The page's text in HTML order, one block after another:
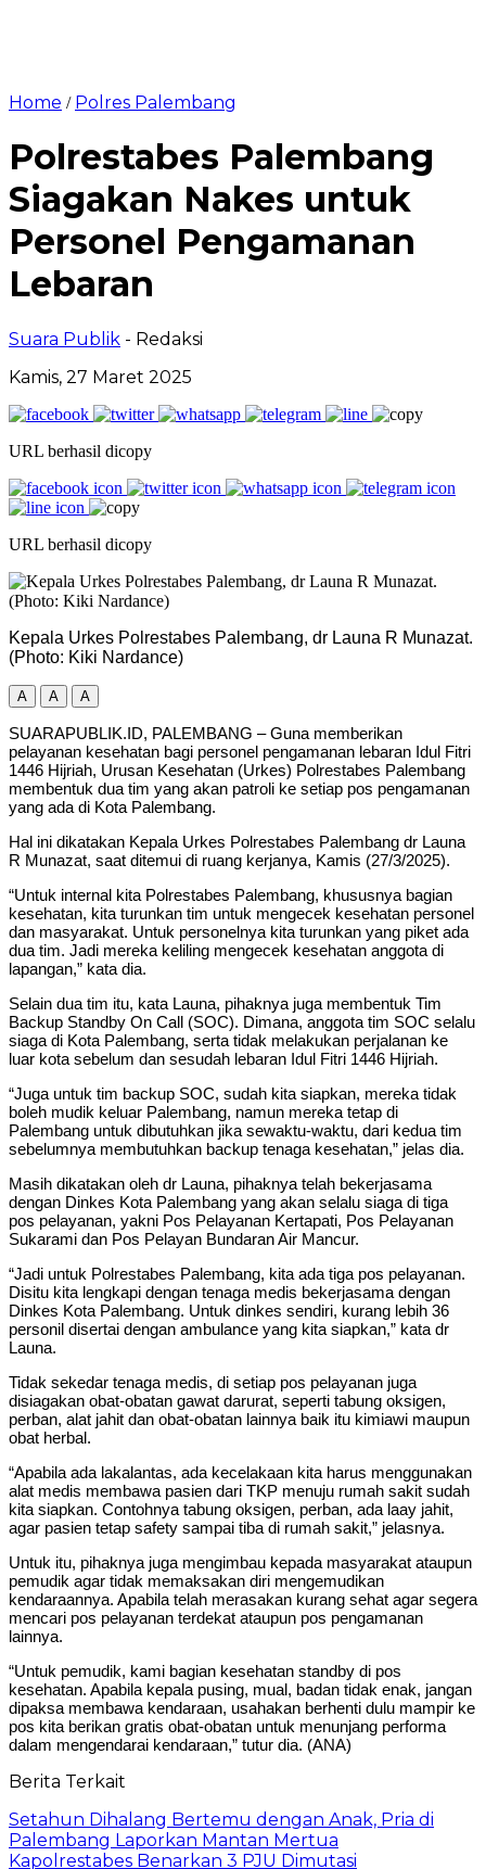
Home / Polres Palembang
Polrestabes Palembang
Siagakan Nakes untuk
Personel Pengamanan
Lebaran
Suara Publik - Redaksi
Kamis, 27 Maret 2025
URL berhasil dicopy
URL berhasil dicopy
Kepala Urkes Polrestabes Palembang, dr Launa R Munazat.
(Photo: Kiki Nardance)
A A A
SUARAPUBLIK.ID, PALEMBANG – Guna memberikan
pelayanan kesehatan bagi personel pengamanan lebaran Idul Fitri
1446 Hijriah, Urusan Kesehatan (Urkes) Polrestabes Palembang
membentuk dua tim yang akan patroli ke setiap pos pengamanan
yang ada di Kota Palembang.
Hal ini dikatakan Kepala Urkes Polrestabes Palembang dr Launa
R Munazat, saat ditemui di ruang kerjanya, Kamis (27/3/2025).
“Untuk internal kita Polrestabes Palembang, khususnya bagian
kesehatan, kita turunkan tim untuk mengecek kesehatan personel
dan masyarakat. Untuk personelnya kita turunkan yang piket ada
dua tim. Jadi mereka keliling mengecek kesehatan anggota di
lapangan,” kata dia.
Selain dua tim itu, kata Launa, pihaknya juga membentuk Tim
Backup Standby On Call (SOC). Dimana, anggota tim SOC selalu
siaga di Kota Palembang, serta tidak melakukan perjalanan ke
luar kota sebelum dan sesudah lebaran Idul Fitri 1446 Hijriah.
“Juga untuk tim backup SOC, sudah kita siapkan, mereka tidak
boleh mudik keluar Palembang, namun mereka tetap di
Palembang untuk dibutuhkan jika sewaktu-waktu, dari kedua tim
sebelumnya membutuhkan backup tenaga kesehatan,” jelas dia.
Masih dikatakan oleh dr Launa, pihaknya telah bekerjasama
dengan Dinkes Kota Palembang yang akan selalu siaga di tiga
pos pelayanan, yakni Pos Pelayanan Kertapati, Pos Pelayanan
Sukarami dan Pos Pelayan Bundaran Air Mancur.
“Jadi untuk Polrestabes Palembang, kita ada tiga pos pelayanan.
Disitu kita lengkapi dengan tenaga medis bekerjasama dengan
Dinkes Kota Palembang. Untuk dinkes sendiri, kurang lebih 36
personil disertai dengan ambulance yang kita siapkan,” kata dr
Launa.
Tidak sekedar tenaga medis, di setiap pos pelayanan juga
disiagakan obat-obatan gawat darurat, seperti tabung oksigen,
perban, alat jahit dan obat-obatan lainnya baik itu kimiawi maupun
obat herbal.
“Apabila ada lakalantas, ada kecelakaan kita harus menggunakan
alat medis membawa pasien dari TKP menuju rumah sakit sudah
kita siapkan. Contohnya tabung oksigen, perban, ada laay jahit,
agar pasien tetap safety sampai tiba di rumah sakit,” jelasnya.
Untuk itu, pihaknya juga mengimbau kepada masyarakat ataupun
pemudik agar tidak memaksakan diri mengemudikan
kendaraannya. Apabila telah merasakan kurang sehat agar segera
mencari pos pelayanan terdekat ataupun pos pengamanan
lainnya.
“Untuk pemudik, kami bagian kesehatan standby di pos
kesehatan. Apabila kepala pusing, mual, badan tidak enak, jangan
dipaksa membawa kendaraan, usahakan berhenti dulu mampir ke
pos kita berikan gratis obat-obatan untuk menunjang performa
dalam mengendarai kendaraan,” tutur dia. (ANA)
Berita Terkait
Setahun Dihalang Bertemu dengan Anak, Pria di
Palembang Laporkan Mantan Mertua
Kapolrestabes Benarkan 3 PJU Dimutasi